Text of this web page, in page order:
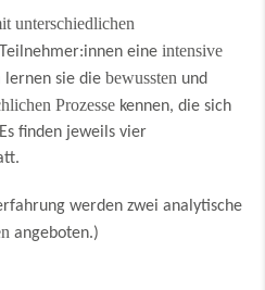
unterschiedlichen
eine intensive
lernen sie die bewussten und
Prozesse kennen, die sich
finden jeweils vier
werden zwei analytische
angeboten.)